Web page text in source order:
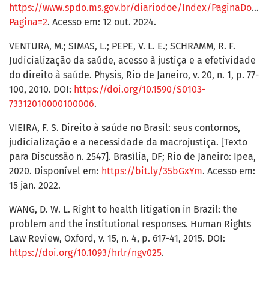
https://www.spdo.ms.gov.br/diariodoe/Index/
Pagina=2. Acesso em: 12 out. 2024.
VENTURA, M.; SIMAS, L.; PEPE, V. L. E.; SCHRAMM, R. F.
Judicialização da saúde, acesso à justiça e a efetividade
do direito à saúde. Physis, Rio de Janeiro, v. 20, n. 1, p. 77-
100, 2010. DOI: https://doi.org/10.1590/S0103-
73312010000100006.
VIEIRA, F. S. Direito à saúde no Brasil: seus contornos,
judicialização e a necessidade da macrojustiça. [Texto
para Discussão n. 2547]. Brasília, DF; Rio de Janeiro: Ipea,
2020. Disponível em: https://bit.ly/35bGxYm. Acesso em:
15 jan. 2022.
WANG, D. W. L. Right to health litigation in Brazil: the
problem and the institutional responses. Human Rights
Law Review, Oxford, v. 15, n. 4, p. 617-41, 2015. DOI:
https://doi.org/10.1093/hrlr/ngv025.